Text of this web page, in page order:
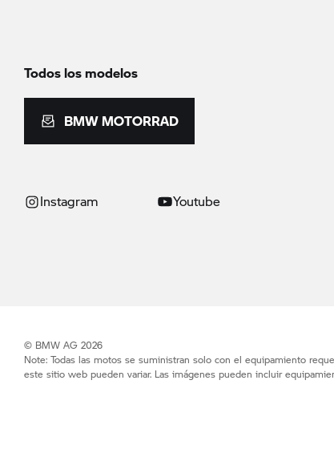
Todos los modelos
BMW MOTORRAD
Instagram Youtube
© BMW AG 2026
Note: Todas las motos se suministran solo con el equipamiento
este sitio web pueden variar. Las imágenes pueden incluir